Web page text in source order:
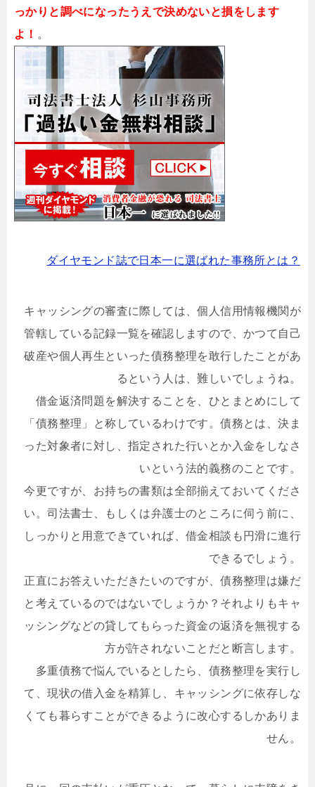
っかりと調べになったうえで決めないと損をします
よ！ 。
ダイヤモンド誌で日本一に選ばれた事務所とは？
キャッシングの審査に際しては、個人信用情報機関が
管轄している記録一覧を確認しますので、かつて自己
破産や個人再生といった債務整理を敢行したことがあ
るという人は、難しいでしょうね。
借金返済問題を解決することを、ひとまとめにして
「債務整理」と称しているわけです。債務とは、決ま
った対象者に対し、指定された行いとか入金をしなさ
いという法的義務のことです。
今更ですが、お持ちの書類は全部揃えておいてくださ
い。司法書士、もしくは弁護士のところに伺う前に、
しっかりと用意できていれば、借金相談も円滑に進行
できるでしょう。
正直にお答えいただきたいのですが、債務整理は嫌だ
と考えているのではないでしょうか？それよりもキャ
ッシングなどの貸してもらった資金の返済を無視する
方が許されないことだと断言します。
多重債務で悩んでいるとしたら、債務整理を実行し
て、現状の借入金を精算し、キャッシングに依存しな
くても暮らすことができるように改心するしかありま
せん。